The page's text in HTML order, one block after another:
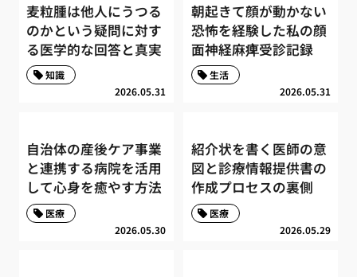
麦粒腫は他人にうつる
のかという疑問に対す
る医学的な回答と真実
2026.05.31
知識
朝起きて顔が動かない
恐怖を経験した私の顔
面神経麻痺受診記録
2026.05.31
生活
自治体の産後ケア事業
と連携する病院を活用
して心身を癒やす方法
2026.05.30
医療
紹介状を書く医師の意
図と診療情報提供書の
作成プロセスの裏側
2026.05.29
医療